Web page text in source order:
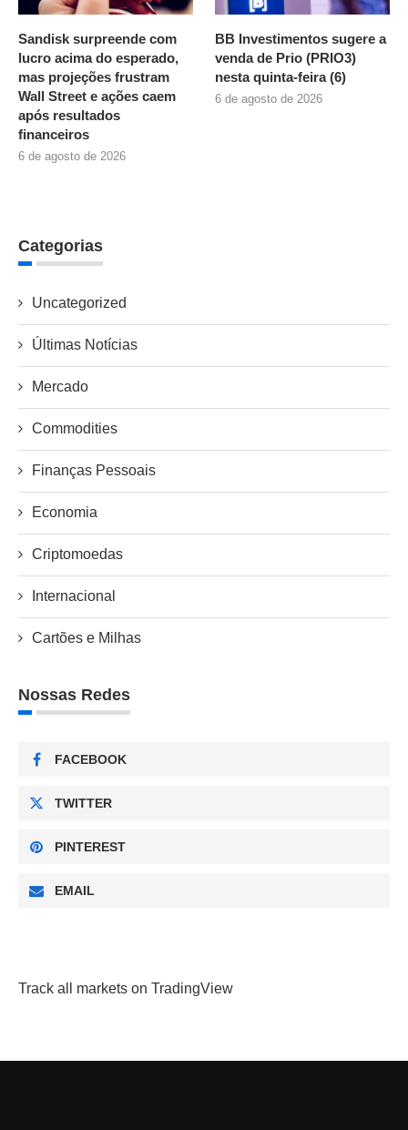
Sandisk surpreende com
lucro acima do esperado,
mas projeções frustram
Wall Street e ações caem
após resultados
financeiros
6 de agosto de 2026
BB Investimentos sugere a
venda de Prio (PRIO3)
nesta quinta-feira (6)
6 de agosto de 2026
Categorias
Uncategorized
Últimas Notícias
Mercado
Commodities
Finanças Pessoais
Economia
Criptomoedas
Internacional
Cartões e Milhas
Nossas Redes
FACEBOOK
TWITTER
PINTEREST
EMAIL
Track all markets on TradingView